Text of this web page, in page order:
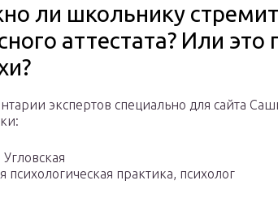
ли школьнику
аттестата? Или
экспертов специально для сайта
психологическая практика, психолог